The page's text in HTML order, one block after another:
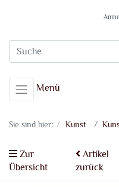
Menü
Sie sind hier: Kunst
Zur
Übersicht
Artikel
zurück